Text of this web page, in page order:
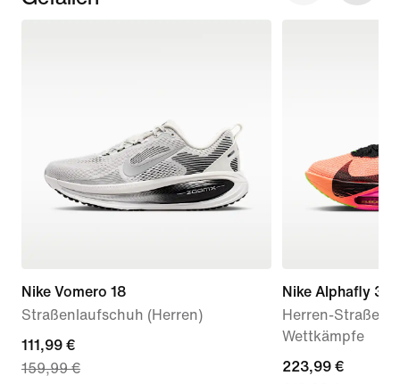
Nike Vomero 18
Straßenlaufschuh (Herren)
current
price
111,99 €
159,99 €
Nike Alphafly 3
Herren-
Wettkämpfe
current
223,99 €